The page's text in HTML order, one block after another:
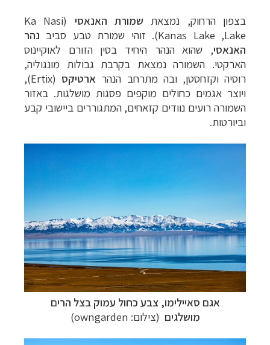
בצפון הרחוק, נמצאת שמורת האנאסי
(Ka Nasi
Lake‏, Kanas Lake).
זוהי שמורת טבע סביב נהר
האנאסי, שהוא הנהר היחיד בסין הזורם לאוקיינוס
הארקטי. השמורה נמצאת בקרבת גבולות מונגוליה,
רוסיה וקזחסטן, ובה מתרחב הנהר ארטיקס (
Ertix
),
ויוצר אגמים כחולים מוקפים פסגות מושלגות. באזור
השמורה רועים נוודים קזאחים, המתגוררים ביישובי קבע
וביורטות.
אגם סאיילימו,צבע כחול עמוק בצל הרים
מושלגים (צילום: owngarden
)